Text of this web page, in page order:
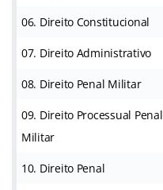
06. Direito Constitucional
07. Direito Administrativo
08. Direito Penal Militar
09. Direito Processual Penal
Militar
10. Direito Penal